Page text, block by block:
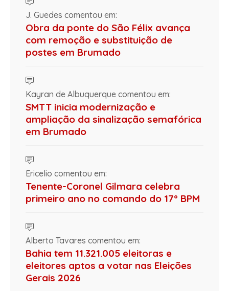
J. Guedes comentou em:
Obra da ponte do São Félix avança
com remoção e substituição de
postes em Brumado
Kayran de Albuquerque comentou em:
SMTT inicia modernização e
ampliação da sinalização semafórica
em Brumado
Ericelio comentou em:
Tenente-Coronel Gilmara celebra
primeiro ano no comando do 17º BPM
Alberto Tavares comentou em:
Bahia tem 11.321.005 eleitoras e
eleitores aptos a votar nas Eleições
Gerais 2026